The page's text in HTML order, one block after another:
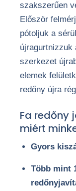
szakszerűen
Először
pótoljuk a
újragurtnizzuk
szerkezet
elemek
redőny újra
Fa redőny
miért
Gyors
Több mint